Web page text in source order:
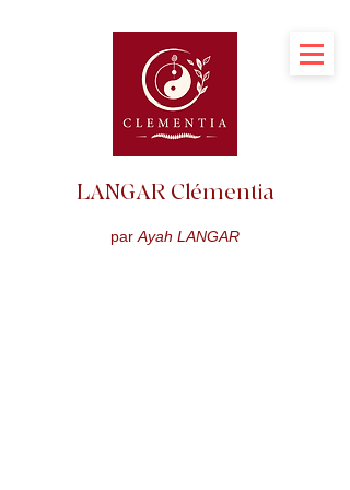
LANGAR Clémentia
par Ayah LANGAR